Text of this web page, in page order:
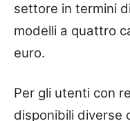
settore in termini
modelli a quattro
euro.
Per gli utenti con
disponibili diverse